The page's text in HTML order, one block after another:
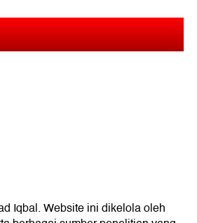
Iqbal. Website ini dikelola oleh